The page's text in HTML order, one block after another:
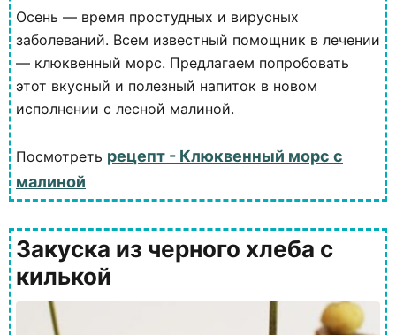
Осень — время простудных и вирусных
заболеваний. Всем известный помощник в лечении
— клюквенный морс. Предлагаем попробовать
этот вкусный и полезный напиток в новом
исполнении с лесной малиной.
Посмотреть рецепт - Клюквенный морс с
малиной
Закуска из черного хлеба с
килькой